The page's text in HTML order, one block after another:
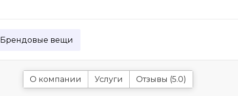
Брендовые вещи
О компании Услуги Отзывы (5.0)